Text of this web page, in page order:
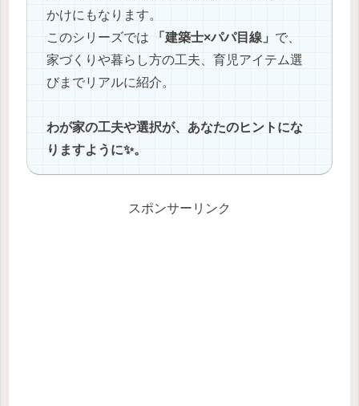
かけにもなります。
このシリーズでは
「建築士×パパ目線」 で、
家づくりや暮らし方の工夫、育児アイテム選
びまでリアルに紹介。
わが家の工夫や選択が、あなたのヒントにな
りますように✨。
スポンサーリンク